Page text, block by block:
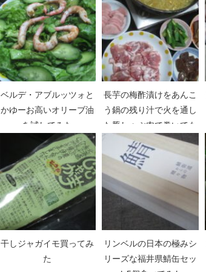
ベルデ・アブルッツォと
かゆーお高いオリーブ油
を試してみた
長芋の梅酢漬けをあんこ
う鍋の残り汁で火を通し
た豚しゃぶ肉で巻いても
ぐもぐ
干しジャガイモ買ってみ
た
リンベルの日本の極みシ
リーズな福井県鯖缶セッ